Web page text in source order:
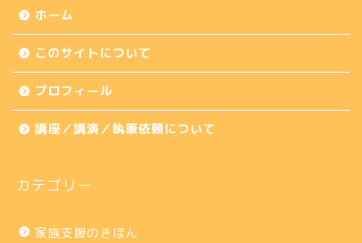
ホーム
このサイトについて
プロフィール
講座／講演／執筆依頼について
カテゴリー
家族支援のきほん